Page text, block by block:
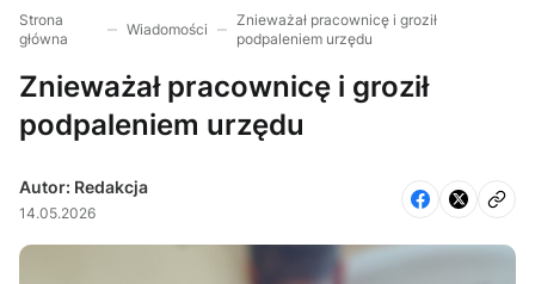
Strona
główna
Wiadomości
Znieważał pracownicę i groził
podpaleniem urzędu
Znieważał pracownicę i groził
podpaleniem urzędu
Autor: Redakcja
14.05.2026